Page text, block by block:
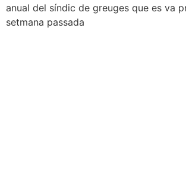
anual del síndic de greuges que es va
setmana passada